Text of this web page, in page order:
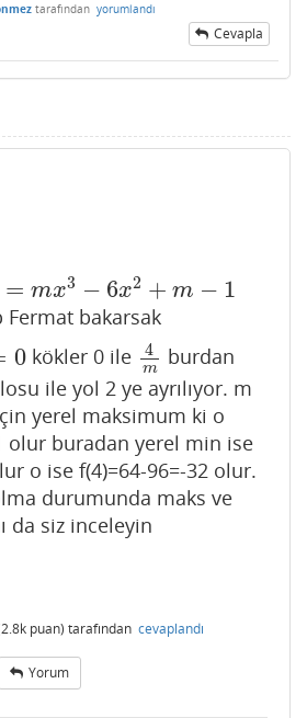
tarafından yorumlandı
Cevapla
= mx3 − 6x2 + m − 1
x3 −6x2+ m −1
Fermat bakarsak
0 kökler 0 ile 4
m
4m burdan
ile yol 2 ye ayrılıyor. m
yerel maksimum ki o
olur buradan yerel min ise
o ise f(4)=64-96=-32 olur.
durumunda maks ve
da siz inceleyin
2.8k puan) tarafından cevaplandı
Yorum